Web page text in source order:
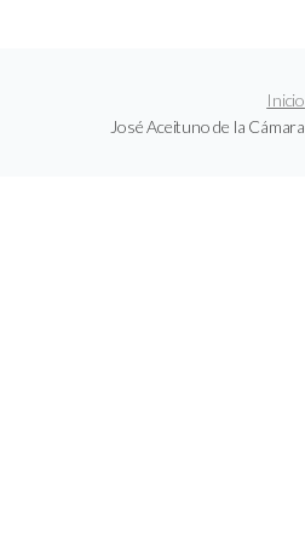
Inicio
José Aceituno de la Cámara